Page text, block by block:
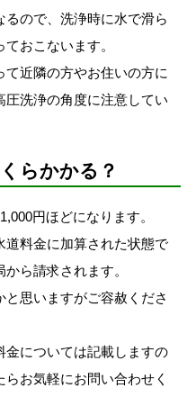
ので、洗浄時に水で滑ら
おこないます。
て近隣の方やお住いの方に
洗浄の角度に注意してい
らかかる？
円ほどになります。
道料金に加算された状態で
ら請求されます。
思いますがご容赦くださ
金については記載しますの
お気軽にお問い合わせく